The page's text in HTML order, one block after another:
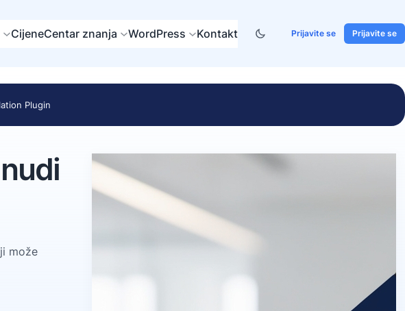
CijeneCentar znanja WordPress Kontakt Prijavite se Prijavite se
Plugin
može